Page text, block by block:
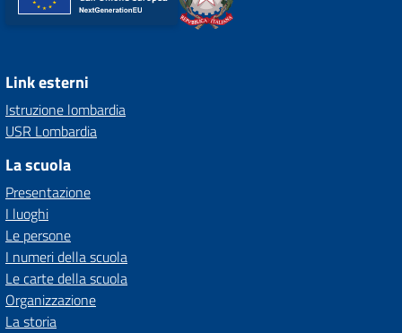
Link esterni
Istruzione lombardia
USR Lombardia
La scuola
Presentazione
I luoghi
Le persone
I numeri della scuola
Le carte della scuola
Organizzazione
La storia